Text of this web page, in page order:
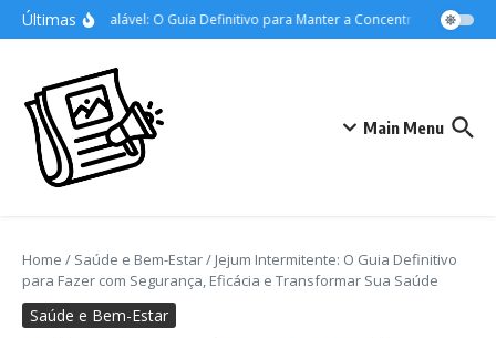
Ir para o conteúdo
Últimas
Foco Inabalável: O Guia Definitivo para Manter a Concentração nos
Main Menu
Home / Saúde e Bem-Estar/ Jejum Intermitente: O Guia Definitivo
para Fazer com Segurança, Eficácia e Transformar Sua Saúde
Saúde e Bem-Estar